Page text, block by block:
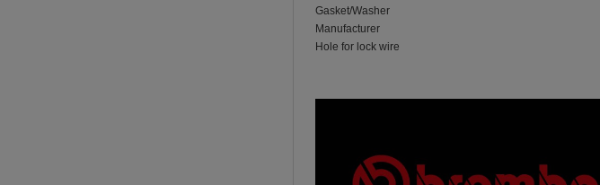
Gasket/Washer
Manufacturer
Hole for lock wire